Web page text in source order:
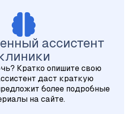
ассистент
Кратко опишите свою
даст краткую
более подробные
на сайте.